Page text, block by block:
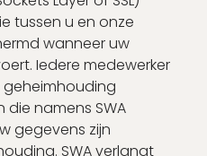
tussen u en onze
wanneer uw
Iedere medewerker
geheimhouding
die namens SWA
gegevens zijn
SWA verlangt